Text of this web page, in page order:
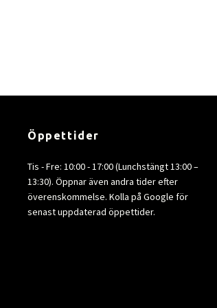
Öppettider
Tis - Fre: 10:00 - 17:00 (Lunchstängt 13:00 –
13:30). Öppnar även andra tider efter
överenskommelse. Kolla på Google för
senast uppdaterad öppettider.